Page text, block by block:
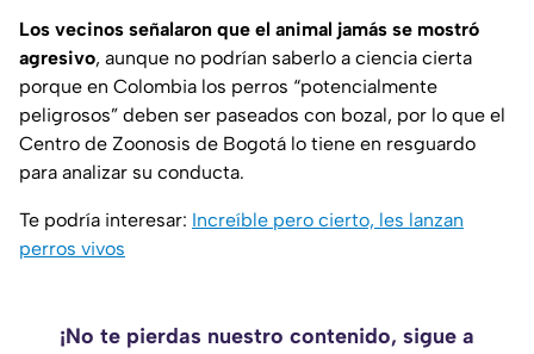
Los vecinos señalaron que el animal jamás se mostró
agresivo, aunque no podrían saberlo a ciencia cierta
porque en Colombia los perros “potencialmente
peligrosos” deben ser paseados con bozal, por lo que el
Centro de Zoonosis de Bogotá lo tiene en resguardo
para analizar su conducta.
Te podría interesar: Increíble pero cierto, les lanzan
perros vivos
¡No te pierdas nuestro contenido, sigue a